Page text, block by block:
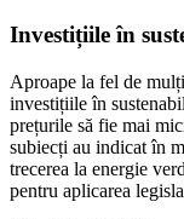
Investițiile în
Aproape la fel de
investițiile în
prețurile să fie mai
subiecți au indicat în
trecerea la energie
pentru aplicarea